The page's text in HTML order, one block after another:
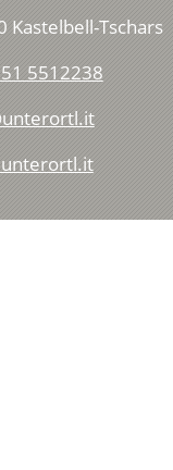
Kastelbell-Tschars
5512238